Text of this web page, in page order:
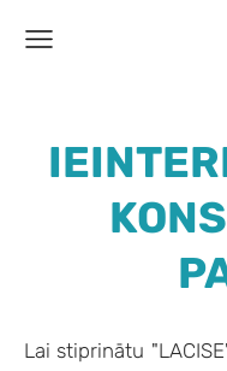
Lai stiprinātu